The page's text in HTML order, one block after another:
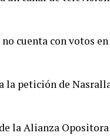
cuenta con votos
la petición de
la Alianza